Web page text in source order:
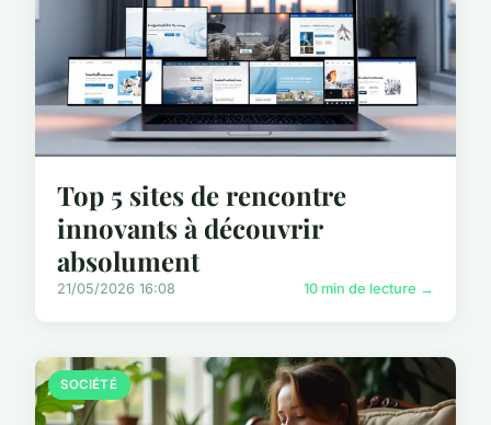
Top 5 sites de rencontre
innovants à découvrir
absolument
21/05/2026 16:08 10 min de lecture →
SOCIÉTÉ